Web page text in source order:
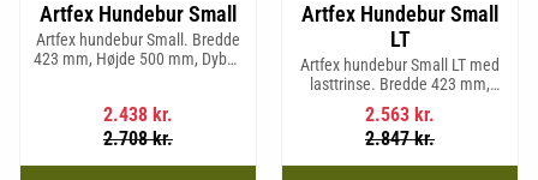
Artfex Hundebur Small
Artfex hundebur Small. Bredde
423 mm, Højde 500 mm, Dybde
2.438 kr.
2.708kr.
Artfex Hundebur Small
LT
Artfex hundebur Small LT med
lasttrinse. Bredde 423 mm,
Højde 500 mm, Dybde 670 mm
og vægt 12,9 kg.
2.563 kr.
2.847kr.